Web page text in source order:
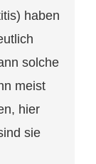
haben
solche
meist
hier
sie